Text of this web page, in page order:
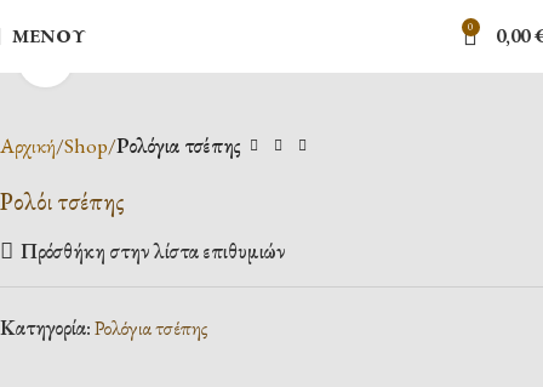
ΜΕΝΟΎ 0 0,00
Αρχική Shop Ρολόγια τσέπης
Ρολόι τσέπης
Πρόσθήκη στην λίστα επιθυμιών
Κατηγορία:Ρολόγια τσέπης